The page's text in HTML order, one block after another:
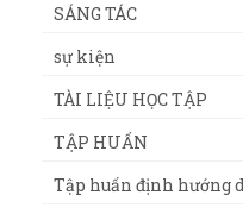
SÁNG TÁC
sự kiện
TÀI LIỆU HỌC TẬP
TẬP HUẤN
Tập huấn định hướng